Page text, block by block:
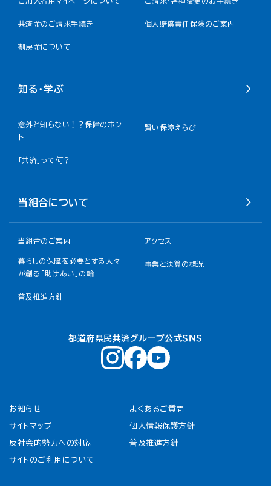
共済金のご請求手続き 個人賠償責任保険のご案内
割戻金について​
知る・学ぶ
意外と知らない！？保障のホン
ト
賢い保障えらび
「共済」って何？
当組合について
当組合のご案内 アクセス
暮らしの保障を必要とする人々
が創る「助けあい」の輪
事業と決算の概況
普及推進方針
都道府県民共済グループ公式ＳＮＳ
お知らせ よくあるご質問
サイトマップ 個人情報保護方針
反社会的勢力への対応 普及推進方針
サイトのご利用について